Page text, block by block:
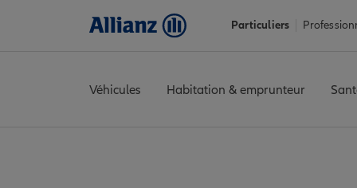
Particuliers
Véhicules Habitation & emprunteur